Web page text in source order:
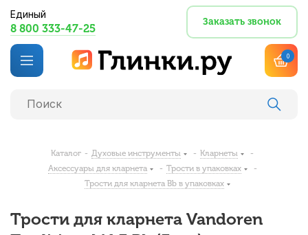
Единый
8 800 333-47-25
Заказать звонок
0
Каталог - Духовые инструменты - Кларнеты
-
Аксессуары для кларнета
- Трости в упаковках
-
Трости для кларнета Bb в упаковках
Трости для кларнета Vandoren